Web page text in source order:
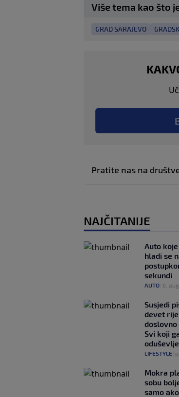
Više tema kao što
GRAD SARAJEVO
Pratite nas na
NAJČITANIJE
Auto
hladi se
sekundi
AUTO 6. aug.
Susjedi
devet
doslovno
Svi koji
LIFESTYLE
Mokra
sobu
samo